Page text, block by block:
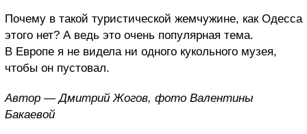
Почему в такой туристической жемчужине, как Одесса
этого нет? А ведь это очень популярная тема.
В Европе я не видела ни одного кукольного музея,
чтобы он пустовал.
Автор — Дмитрий Жогов, фото Валентины
Бакаевой